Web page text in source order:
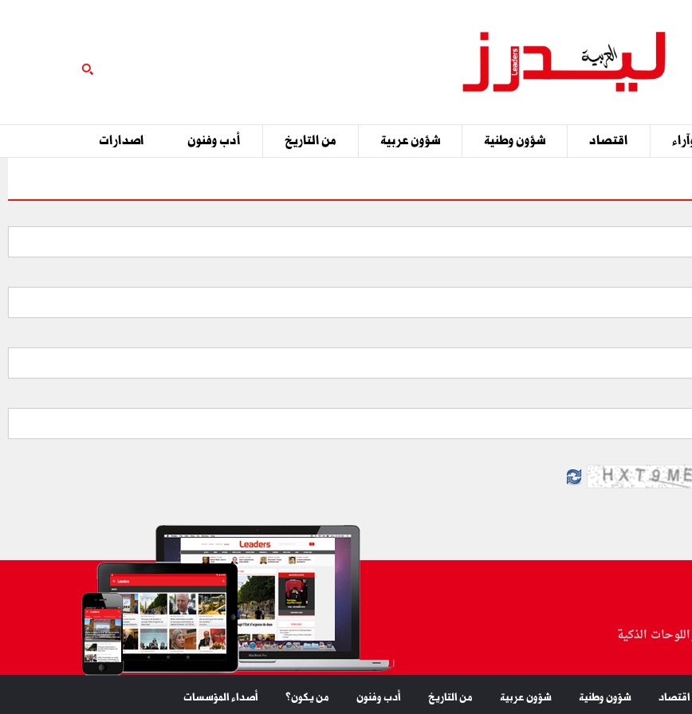
اقتصاد شؤون وطنية شؤون عربية من التاريخ أدب وفنون اصدارات
الذكية
اقتصاد شؤون وطنية شؤون عربية من التاريخ أدب وفنون من يكون؟ أصداء المؤسسات